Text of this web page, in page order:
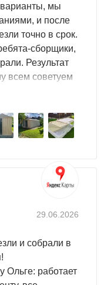
уместятся
и газонокосилка. И
с торца, что
мы
и после
точно в срок.
сборщики,
Результат
всем советуем
29.06.2026
и собрали в
Ольге: работает